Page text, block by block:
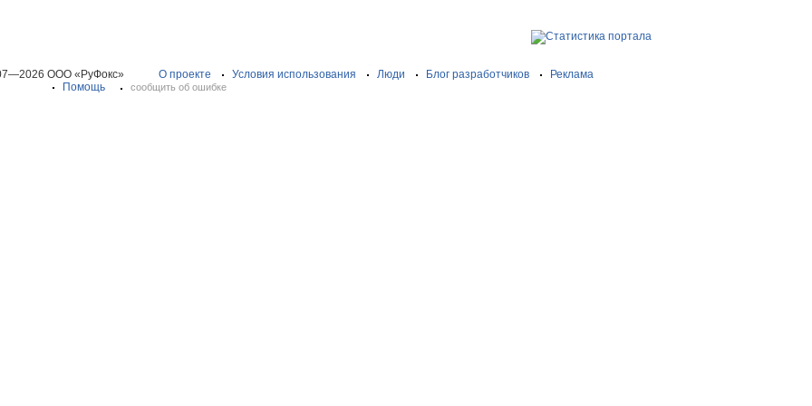
ООО «РуФокс» О проекте Условия использования Люди Блог разработчиков
Реклама
Помощь
сообщить об ошибке